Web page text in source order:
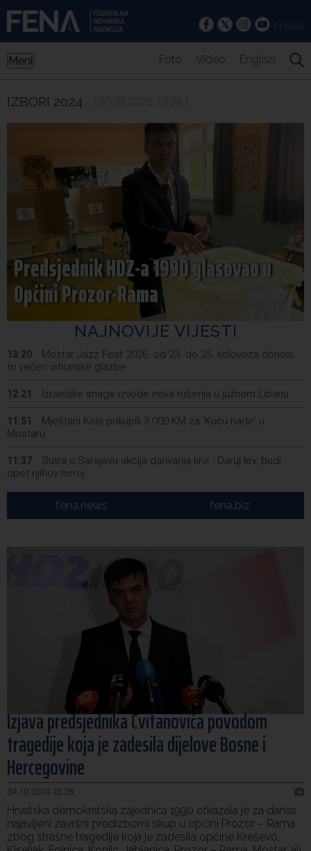
prijava
Meni Foto Video English
IZBORI 2024 | 09.08.2026 13:28 |
Predsjednik HDZ-a 1990 glasovao u
Općini Prozor-Rama
NAJNOVIJE VIJESTI
13:20
Mostar Jazz Fest 2026. od 23. do 25. kolovoza donosi
tri večeri vrhunske glazbe
12:21 Izraelske snage izvode nova rušenja u južnom Libanu
11:51
Mještani Kola prikupili 3.000 KM za 'Kuću nade' u
Mostaru
11:37
Sutra u Sarajevu akcija darivanja krvi - Daruj krv, budi
opet njihov heroj
BiH među zapaženijim učesnicima CIGRE u Parizu - AI i
energetska tranzicija u fokusu
Ballian: Neopravdana sječa stabala a grad zbog manjka
drveća sve topliji
FBiH nema objedinjene podatke o povučenom i
uništenom mesu, prekršaji utvrđeni u 40 kontrola
Marija Šerifović pred više hiljada posjetitelja na Piroti
zatvorila 'Dane dijaspore 2026' u Travniku
Kušljugić: Sprječavanje dehidracije i pregrijavanja ključni
za očuvanje zdravlja srca tokom vrućina
fena.news fena.biz
Izjava predsjednika Cvitanovića povodom
tragedije koja je zadesila dijelove Bosne i
Hercegovine
04.10.2024 23:28
Hrvatska demokratska zajednica 1990 otkazala je za danas
najavljeni završni predizborni skup u općini Prozor – Rama
zbog strašne tragedije koja je zadesila općine Kreševo,